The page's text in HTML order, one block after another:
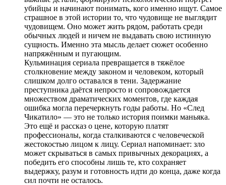
убийцы и начинают понимать, кого именно ищут. Самое
страшное в этой истории то, что чудовище не выглядит
чудовищем. Оно может жить рядом, работать среди
обычных людей и ничем не выдавать свою истинную
сущность. Именно эта мысль делает сюжет особенно
напряжённым и пугающим.
Кульминация сериала превращается в тяжёлое
столкновение между законом и человеком, который
слишком долго оставался в тени. Задержание
преступника даётся непросто и сопровождается
множеством драматических моментов, где каждая
ошибка могла перечеркнуть годы работы. Но «След
Чикатило» — это не только история поимки маньяка.
Это ещё и рассказ о цене, которую платят
профессионалы, когда сталкиваются с человеческой
жестокостью лицом к лицу. Сериал напоминает: зло
может скрываться в самых привычных декорациях, а
победить его способны лишь те, кто сохраняет
выдержку, разум и готовность идти до конца, даже когда
сил почти не осталось.